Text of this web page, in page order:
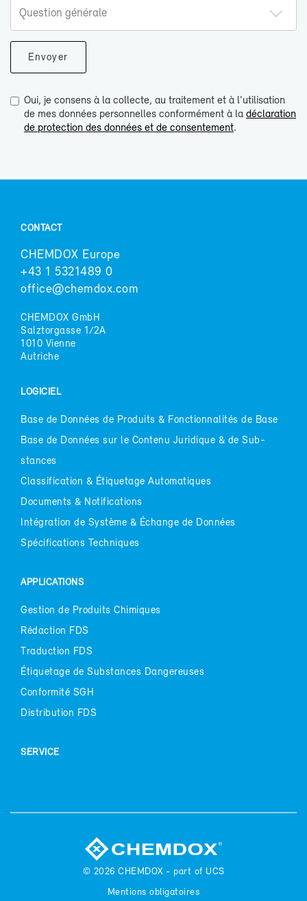
Oui, je consens à la collecte, au traitement et à l'utilisation
de mes données personnelles conformément à la déclaration
de protection des données et de consentement.
CONTACT
CHEM­DOX Eu­rope
+43 1 5321489 0
of­fice@chem­dox.com
CHEM­DOX GmbH
Salz­tor­gasse 1/2A
1010 Vienne
Au­triche
LO­GI­CIEL
Base de Don­nées de Pro­duits & Fonc­tion­na­li­tés de Base
Base de Don­nées sur le Conte­nu Ju­ri­dique & de Sub­
stances
Clas­si­fi­ca­tion & Éti­que­tage Au­to­ma­tiques
Do­cu­ments & No­ti­fi­ca­tions
In­té­gra­tion de Sys­tème & Échange de Don­nées
Spé­ci­fi­ca­tions Tech­niques
AP­PLI­CA­TIONS
Ges­tion de Pro­duits Chi­miques
Ré­dac­tion FDS
Tra­duc­tion FDS
Éti­que­tage de Sub­stances Dan­ge­reuses
Confor­mi­té SGH
Dis­tri­bu­tion FDS
SER­VICE
© 2026 CHEM­DOX - part of UCS
Men­tions obli­ga­toires